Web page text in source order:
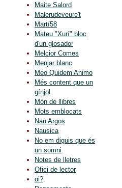
Maite Salord
Malerudeveure't
Martí58
Mateu "Xurí" bloc
d'un glosador
Melcior Comes
Menjar blanc
Meo Quidem Animo
Més content que un
gínjol
Món de llibres
Mots emblocats
Nau Argos
Nausica
No em diguis que és
un somni
Notes de lletres
Ofici de lector
oi?